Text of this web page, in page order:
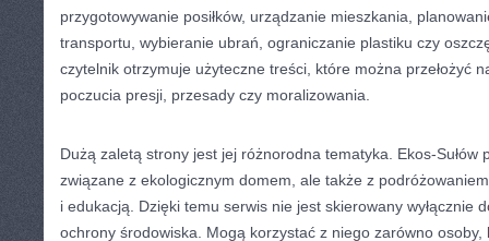
przygotowywanie posiłków, urządzanie mieszkania,
transportu, wybieranie ubrań, ograniczanie plastiku czy
czytelnik otrzymuje użyteczne treści, które można przełożyć
poczucia presji, przesady czy moralizowania.
Dużą zaletą strony jest jej różnorodna tematyka. Ekos-Sułów
związane z ekologicznym domem, ale także z
i edukacją. Dzięki temu serwis nie jest skierowany wyłącznie
ochrony środowiska. Mogą korzystać z niego zarówno